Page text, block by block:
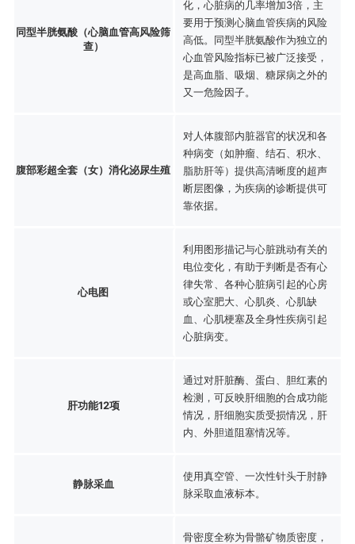
同型半胱氨酸（心脑血管高风险筛
查）
化，心脏病的几率增加3倍，主
要用于预测心脑血管疾病的风险
高低。同型半胱氨酸作为独立的
心血管风险指标已被广泛接受，
是高血脂、吸烟、糖尿病之外的
又一危险因子。
腹部彩超全套（女）消化泌尿生殖
对人体腹部内脏器官的状况和各
种病变（如肿瘤、结石、积水、
脂肪肝等）提供高清晰度的超声
断层图像，为疾病的诊断提供可
靠依据。
心电图
利用图形描记与心脏跳动有关的
电位变化，有助于判断是否有心
律失常、各种心脏病引起的心房
或心室肥大、心肌炎、心肌缺
血、心肌梗塞及全身性疾病引起
心脏病变。
肝功能12项
通过对肝脏酶、蛋白、胆红素的
检测，可反映肝细胞的合成功能
情况，肝细胞实质受损情况，肝
内、外胆道阻塞情况等。
静脉采血
使用真空管、一次性针头于肘静
脉采取血液标本。
骨密度全称为骨骼矿物质密度，